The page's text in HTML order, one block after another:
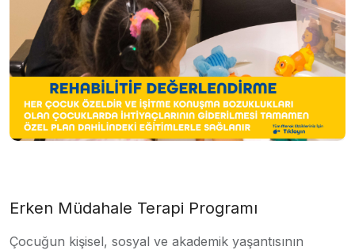
Erken Müdahale Terapi Programı
Çocuğun kişisel, sosyal ve akademik yaşantısının